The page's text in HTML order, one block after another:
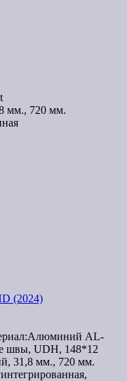
мм., 720 мм.
(2024)
Алюминий AL-
швы, UDH, 148*12
31,8 мм., 720 мм.